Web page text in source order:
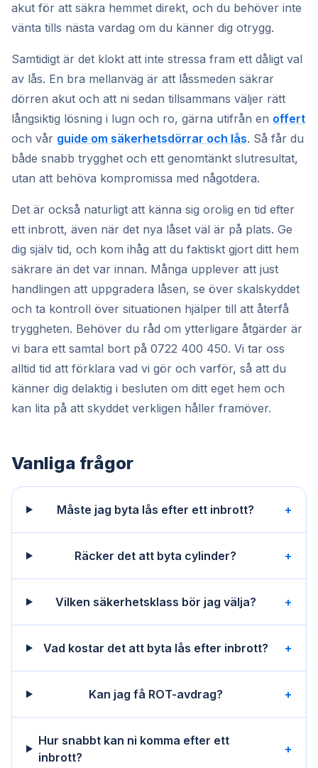
akut för att säkra hemmet direkt, och du behöver inte
vänta tills nästa vardag om du känner dig otrygg.
Samtidigt är det klokt att inte stressa fram ett dåligt val
av lås. En bra mellanväg är att låssmeden säkrar
dörren akut och att ni sedan tillsammans väljer rätt
långsiktig lösning i lugn och ro, gärna utifrån en offert
och vår guide om säkerhetsdörrar och lås. Så får du
både snabb trygghet och ett genomtänkt slutresultat,
utan att behöva kompromissa med någotdera.
Det är också naturligt att känna sig orolig en tid efter
ett inbrott, även när det nya låset väl är på plats. Ge
dig själv tid, och kom ihåg att du faktiskt gjort ditt hem
säkrare än det var innan. Många upplever att just
handlingen att uppgradera låsen, se över skalskyddet
och ta kontroll över situationen hjälper till att återfå
tryggheten. Behöver du råd om ytterligare åtgärder är
vi bara ett samtal bort på 0722 400 450. Vi tar oss
alltid tid att förklara vad vi gör och varför, så att du
känner dig delaktig i besluten om ditt eget hem och
kan lita på att skyddet verkligen håller framöver.
Vanliga frågor
Måste jag byta lås efter ett inbrott? +
Räcker det att byta cylinder? +
Vilken säkerhetsklass bör jag välja? +
Vad kostar det att byta lås efter inbrott? +
Kan jag få ROT-avdrag? +
Hur snabbt kan ni komma efter ett
inbrott?
+